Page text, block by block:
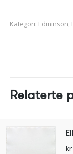
Kategori: Edminson,
Relaterte
kr